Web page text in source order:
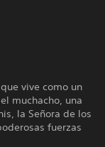
vive como un
muchacho, una
la Señora de los
fuerzas